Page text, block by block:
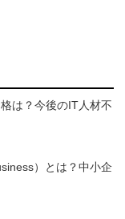
は？今後のIT人材不
）とは？中小企